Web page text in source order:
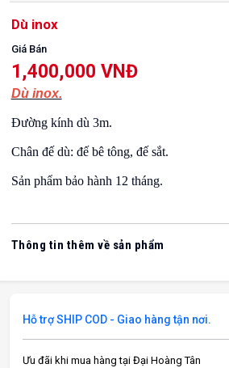
Dù inox
Giá Bán
1,400,000 VNĐ
Dù inox.
Đường kính dù 3m.
Chân đế dù: đế bê tông, đế sắt.
Sản phẩm bảo hành 12 tháng.
Thông tin thêm về sản phẩm
Hỗ trợ SHIP COD - Giao hàng tận nơi.
Ưu đãi khi mua hàng tại Đại Hoàng Tân